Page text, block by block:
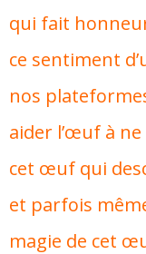
qui fait
ce sentiment
nos
aider l’œuf à
cet œuf qui
et parfois
magie de cet